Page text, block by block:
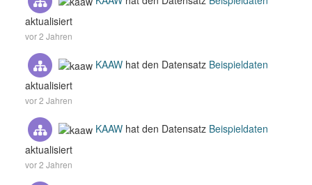
aktualisiert
vor 2 Jahren
KAAW hat den Datensatz Beispieldaten
aktualisiert
vor 2 Jahren
KAAW hat den Datensatz Beispieldaten
aktualisiert
vor 2 Jahren